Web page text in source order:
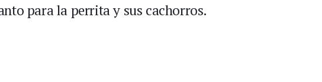
para la perrita y sus cachorros.